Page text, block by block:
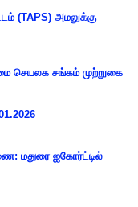
(TAPS) அமலுக்கு
செயலக சங்கம் முற்றுகை
மதுரை ஐகோர்ட்டில்